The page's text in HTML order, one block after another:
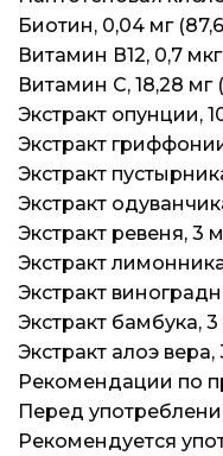
Биотин, 0,04 мг
Витамин В12, 0,7
Витамин С, 18,28 мг
Экстракт опунции,
Экстракт
Экстракт
Экстракт
Экстракт ревеня, 3
Экстракт
Экстракт
Экстракт бамбука, 3
Экстракт алоэ вера,
Рекомендации по
Перед
Рекомендуется